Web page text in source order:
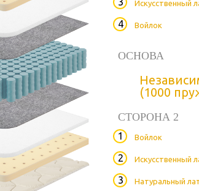
Искусственный
Войлок
ОСНОВА
(1000
СТОРОНА 2
Войлок
Искусственный
Натуральный